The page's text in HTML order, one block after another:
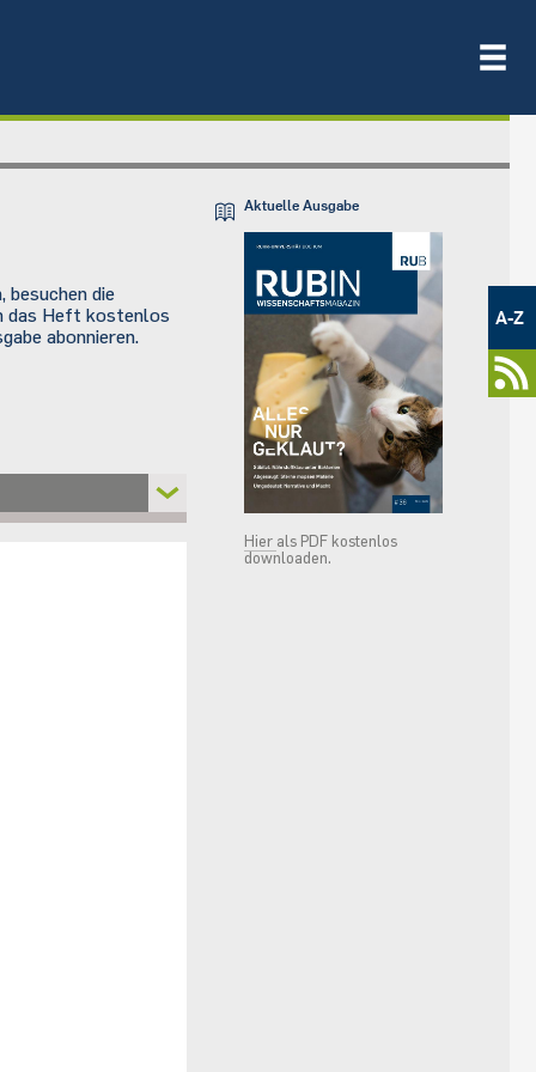
Metamenü
-
Newsportal
A-Z
die
das Heft kostenlos
abonnieren.
Aktuelle Ausgabe
Hier als PDF kostenlos
downloaden.